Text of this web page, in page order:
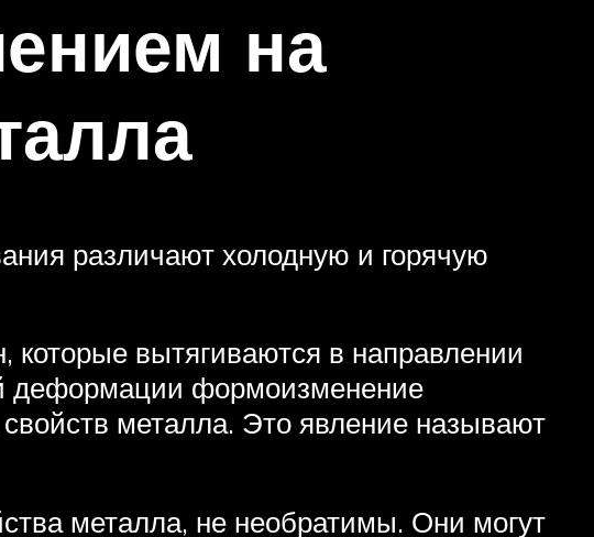
на
различают холодную и горячую
вытягиваются в направлении
деформации формоизменение
металла. Это явление называют
металла, не необратимы. Они могут